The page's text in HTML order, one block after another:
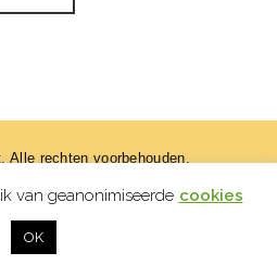
Alle rechten voorbehouden.
van geanonimiseerde cookies
OK